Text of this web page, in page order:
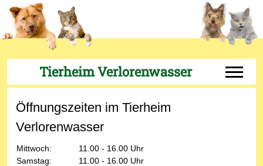
Tierheim Verlorenwasser Off-
Öffnungszeiten im Tierheim
Verlorenwasser
Mittwoch:
11.00 - 16.00 Uhr
Samstag:
11.00 - 16.00 Uhr